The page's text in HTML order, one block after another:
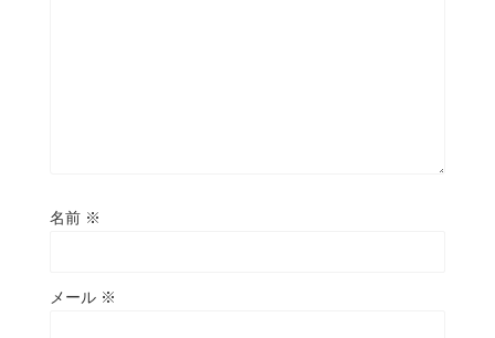
名前 ※
メール ※